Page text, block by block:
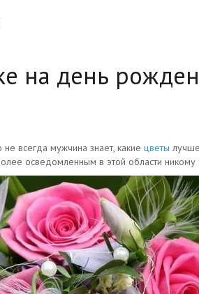
на день
всегда мужчина знает, какие цветы
осведомленным в этой области